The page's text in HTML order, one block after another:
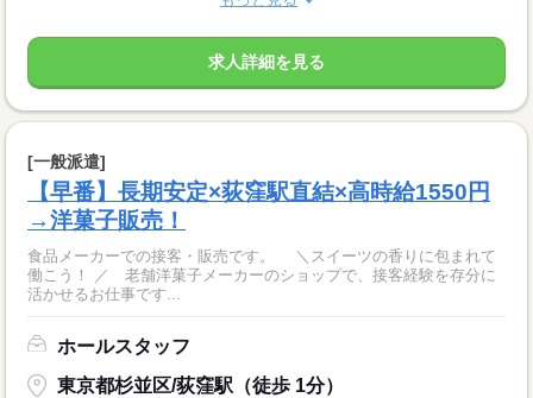
求人詳細を見る
[一般派遣]
【早番】長期安定×荻窪駅直結×高時給1550円
→洋菓子販売！
食品メーカーでの接客・販売です。 ＼スイーツの香りに包まれて
働こう！ ／ 老舗洋菓子メーカーのショップで、接客経験を存分に
活かせるお仕事です...
ホールスタッフ
東京都杉並区/荻窪駅（徒歩 1分）